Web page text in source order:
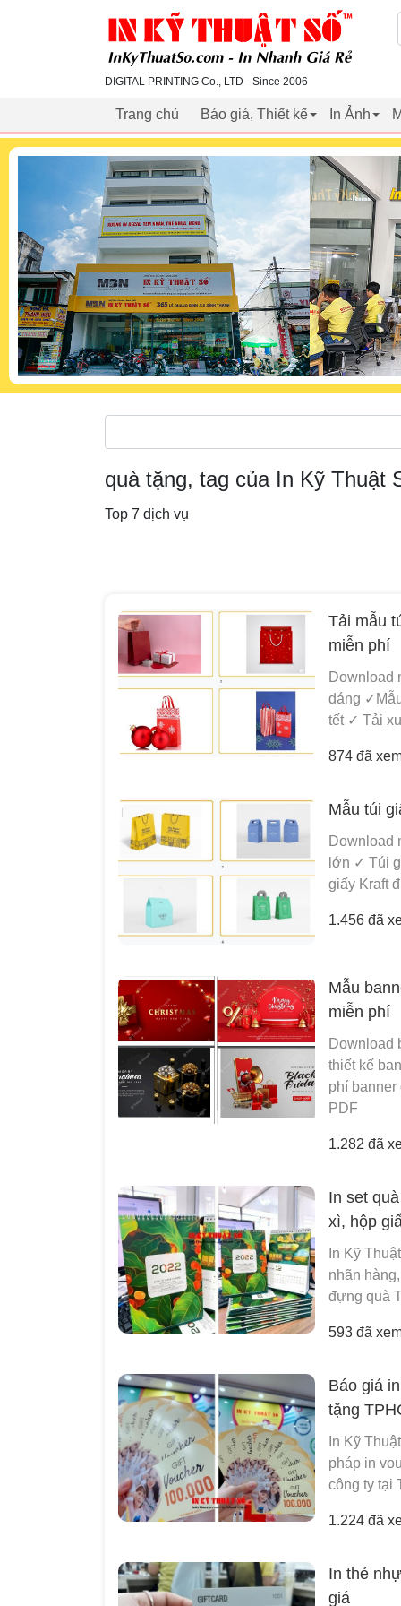
inkythuatso.com
DIGITAL PRINTING Co., LTD - Since 2006
Trang chủ Báo giá, Thiết kế In Ảnh
quà tặng, tag của In Kỹ Thuật
Top 7 dịch vụ
Tải mẫu
miễn phí
Download
dáng
tết ✓ Tải
874 đã
Mẫu túi
Download
lớn ✓ Túi
giấy Kraft
1.456 đã
Mẫu
miễn phí
Download
thiết kế
phí banner
PDF
1.282 đã
In set
xì, hộp
In Kỹ
nhãn
đựng quà
593 đã
Báo giá
tặng
In Kỹ
pháp in
công ty tại
1.224 đã
In thẻ
giá